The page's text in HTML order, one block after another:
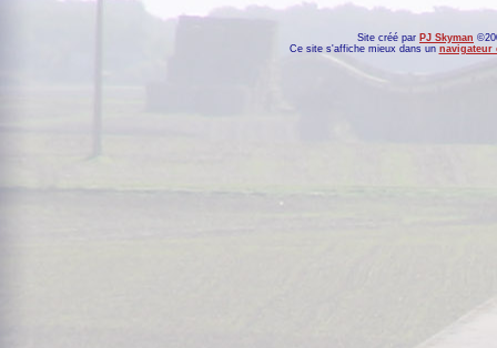
Site créé par PJ Skyman
Ce site s'affiche mieux dans un navigateur